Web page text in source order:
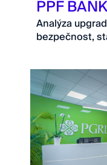
PPF
Analýza
bezpečnost,